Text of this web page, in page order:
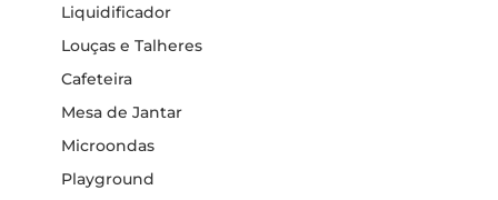
Liquidificador
Louças e Talheres
Cafeteira
Mesa de Jantar
Microondas
Playground